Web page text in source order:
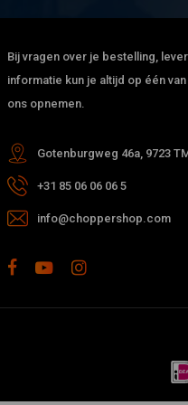
Bij vragen over je bestelling,
informatie kun je altijd op één
ons opnemen.
Gotenburgweg 46a, 9723
+31 85 06 06 06 5
info@choppershop.com